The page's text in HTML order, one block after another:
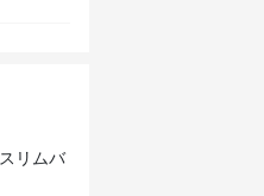
リムバ